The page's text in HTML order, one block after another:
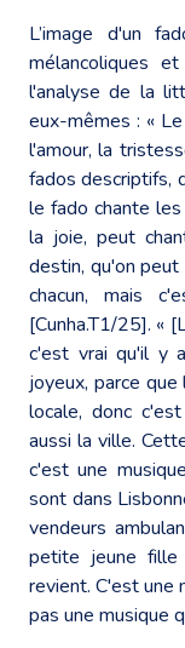
L’image d'un
mélancoliques
l'analyse de la
eux-mêmes : «
l'amour, la
fados descriptifs,
le fado chante
la joie, peut
destin, qu'on peut
chacun, mais
[Cunha.T1/25]. «
c'est vrai qu'il y
joyeux, parce
locale, donc
aussi la ville.
c'est une
sont dans
vendeurs
petite jeune
revient. C'est une
pas une musique